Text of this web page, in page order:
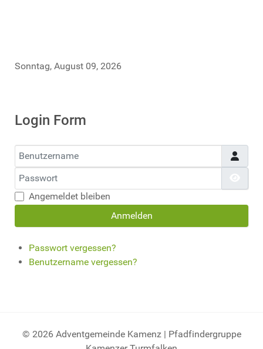
Sonntag, August 09, 2026
Login Form
Benutzername
Passwort
Angemeldet bleiben
Anmelden
Passwort vergessen?
Benutzername vergessen?
© 2026 Adventgemeinde Kamenz | Pfadfindergruppe